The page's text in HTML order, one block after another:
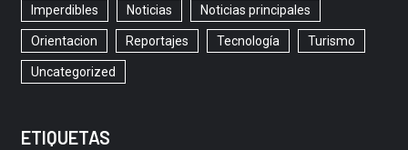
Imperdibles Noticias Noticias principales
Orientacion Reportajes Tecnología Turismo
Uncategorized
ETIQUETAS